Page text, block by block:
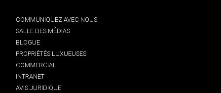
COMMUNIQUEZ AVEC NOUS
SALLE DES MÉDIAS
BLOGUE
PROPRIÉTÉS LUXUEUSES
COMMERCIAL
INTRANET
AVIS JURIDIQUE